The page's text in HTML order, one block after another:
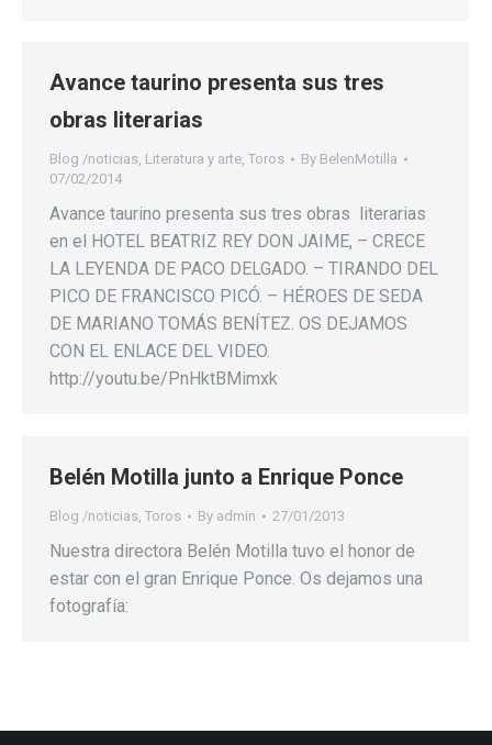
Avance taurino presenta sus tres
obras literarias
Blog /noticias, Literatura y arte, Toros By BelenMotilla
07/02/2014
Avance taurino presenta sus tres obras literarias
en el HOTEL BEATRIZ REY DON JAIME, – CRECE
LA LEYENDA DE PACO DELGADO. – TIRANDO DEL
PICO DE FRANCISCO PICÓ. – HÉROES DE SEDA
DE MARIANO TOMÁS BENÍTEZ. OS DEJAMOS
CON EL ENLACE DEL VIDEO.
http://youtu.be/PnHktBMimxk
Belén Motilla junto a Enrique Ponce
Blog /noticias, Toros By admin 27/01/2013
Nuestra directora Belén Motilla tuvo el honor de
estar con el gran Enrique Ponce. Os dejamos una
fotografía: